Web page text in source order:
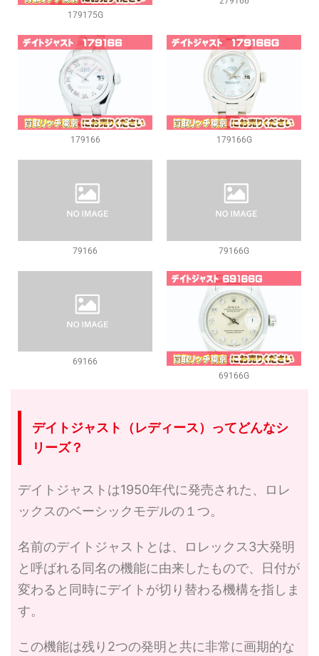
179175G
179166 179166G
79166 79166G
69166
69166G
デイトジャスト（レディース）ってどんなシ
リーズ？
デイトジャストは1950年代に発売された、ロレ
ックスのベーシックモデルの１つ。
名前のデイトジャストとは、ロレックス3大発明
と呼ばれる同名の機能に由来したもので、日付が
変わると同時にデイトが切り替わる機構を指しま
す。
この機能は残り2つの発明と共に非常に画期的な